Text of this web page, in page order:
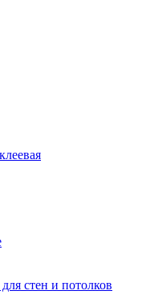
стен и потолков